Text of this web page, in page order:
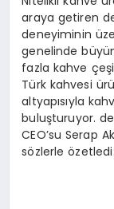
araya getiren
deneyiminin
genelinde
fazla kahve
Türk kahvesi
altyapısıyla
buluşturuyor.
CEO’su Serap
sözlerle özetledi: